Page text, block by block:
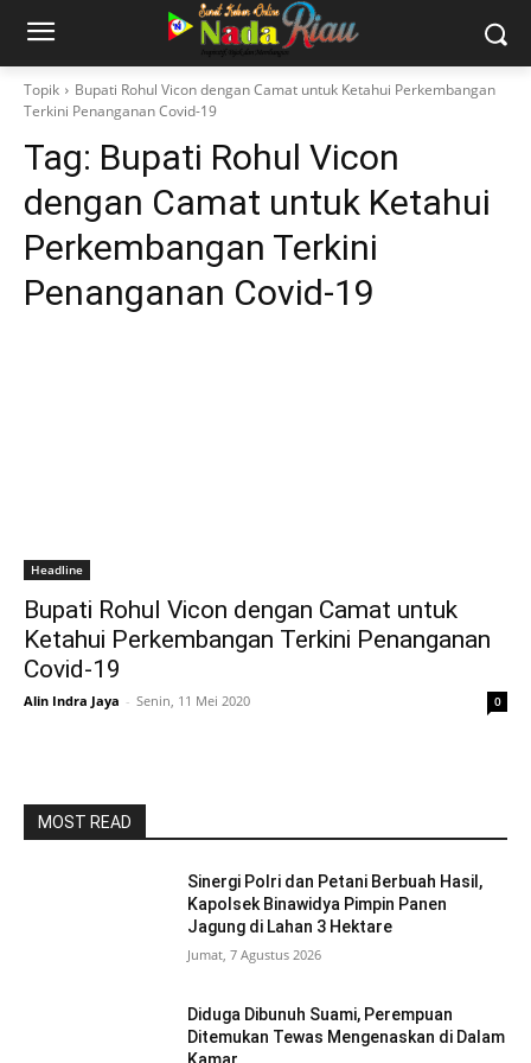
Topik
Bupati Rohul Vicon dengan Camat untuk Ketahui Perkembangan
Terkini Penanganan Covid-19
Tag: Bupati Rohul Vicon
dengan Camat untuk Ketahui
Perkembangan Terkini
Penanganan Covid-19
Headline
Bupati Rohul Vicon dengan Camat untuk
Ketahui Perkembangan Terkini Penanganan
Covid-19
Alin Indra Jaya - Senin, 11 Mei 2020 0
MOST READ
Sinergi Polri dan Petani Berbuah Hasil,
Kapolsek Binawidya Pimpin Panen
Jagung di Lahan 3 Hektare
Jumat, 7 Agustus 2026
Diduga Dibunuh Suami, Perempuan
Ditemukan Tewas Mengenaskan di Dalam
Kamar